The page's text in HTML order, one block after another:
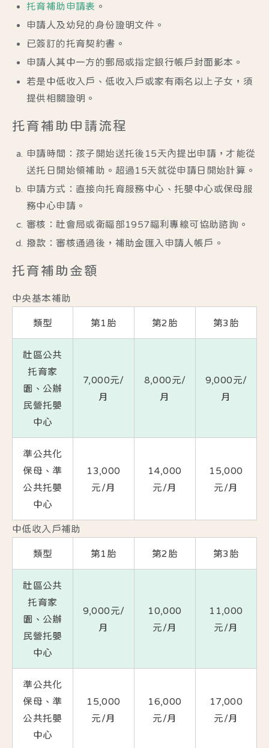
托育補助申請表 。
申請人及幼兒的身份證明文件。
已簽訂的托育契約書 。
申請人其中一方的郵局或指定銀行帳戶封面影本。
若是中低收入戶、低收入戶或家有兩名以上子女，須
提供相關證明。
托育補助申請流程
申請時間：孩子 開始送托後15天內提出申請，才能從
送托日開始領補助。超過15天就從申請日開始計算。
申請方式：直接向托育服務中心、托嬰中心或保母服
務中心申請。
審核：社會局或衛福部1957福利專線可協助諮詢。
撥款：審核通過後，補助金匯入申請人帳戶。
托育補助金額
中央基本補助
類型 第1胎 第2胎 第3胎
社區公共
托育家
園、公辦
民營托嬰
中心
7,000元/
月
8,000元/
月
9,000元/
月
準公共化
保母、準
公共托嬰
中心
13,000
元/月
14,000
元/月
15,000
元/月
中低收入戶補助
類型 第1胎 第2胎 第3胎
社區公共
托育家
園、公辦
民營托嬰
中心
9,000元/
月
10,000
元/月
11,000
元/月
準公共化
保母、準
公共托嬰
中心
15,000
元/月
16,000
元/月
17,000
元/月